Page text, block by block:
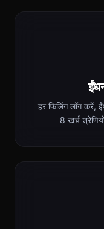
हर फिलिंग लॉग करें,
8 खर्च